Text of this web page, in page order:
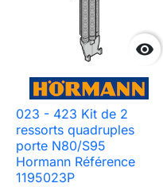

023 - 423 Kit de 2
ressorts quadruples
porte N80/S95
Hormann Référence
1195023P